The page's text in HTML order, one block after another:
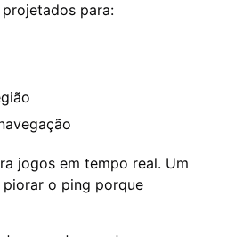
para:
jogos em tempo real. Um
o ping porque